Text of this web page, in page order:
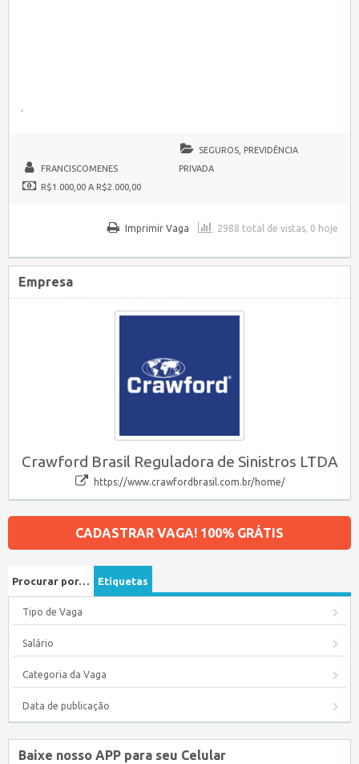
.
FRANCISCOMENES
SEGUROS, PREVIDÊNCIA
PRIVADA
R$1.000,00 A R$2.000,00
2988 total de vistas, 0 hoje
Imprimir Vaga
Empresa
Crawford Brasil Reguladora de Sinistros LTDA
https://www.crawfordbrasil.com.br/home/
CADASTRAR VAGA! 100% GRÁTIS
Procurar por… Etiquetas
Tipo de Vaga
Salário
Categoria da Vaga
Data de publicação
Baixe nosso APP para seu Celular